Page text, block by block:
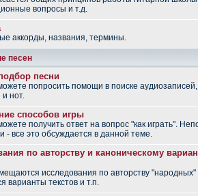
вопросы и т.д.
аккорды, названия, термины.
песен
песни
попросить помощи в поиске аудиозаписей,
и нот.
способов игры
получить ответ на вопрос "как играть".
- все это обсуждается в данной теме.
по авторству и каноническому
исследования по авторству "народных"
варианты текстов и т.п.